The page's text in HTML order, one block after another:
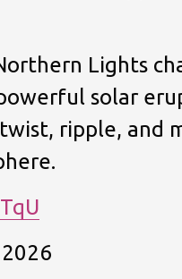
Lights
solar
ripple, and